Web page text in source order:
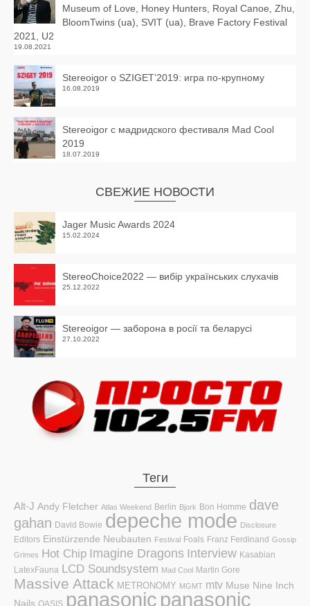
Museum of Love, Honey Hunters, Royal Canoe, Zhu,
BloomTwins (ua), SVIT (ua), Brave Factory Festival
2021, U2
19.08.2021
Stereoigor о SZIGET’2019: игра по-крупному
16.08.2019
Stereoigor с мадридского фестиваля Mad Cool
2019
18.07.2019
СВЕЖИЕ НОВОСТИ
Jager Music Awards 2024
15.02.2024
StereoChoice2022 — вибір українських слухачів
25.12.2022
Stereoigor — заборона в росії та беларусі
27.10.2022
Теги
Alt-J Andy Fletcher Atlas Weekend Berlin Bjork Bon Homme dave
gahan David Bowie depeche mode Disclosure
Editors Einstürzende Neubauten Festival Foals Franz Ferdinand Gossip
Grimes Hot Chip Imagine Dragons Interview Kasabian
LatexFauna LCD Soundsystem Mad Cool Martin Gore
Massive Attack METRONOMY MGMT mtv Muse Nine Inch
Nails OASIS panasonic panasonic